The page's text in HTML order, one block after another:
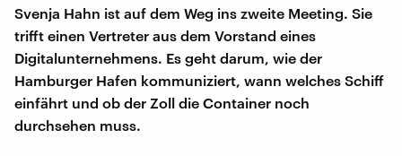
Svenja Hahn ist auf dem Weg ins zweite Meeting. Sie
trifft einen Vertreter aus dem Vorstand eines
Digitalunternehmens. Es geht darum, wie der
Hamburger Hafen kommuniziert, wann welches Schiff
einfährt und ob der Zoll die Container noch
durchsehen muss.